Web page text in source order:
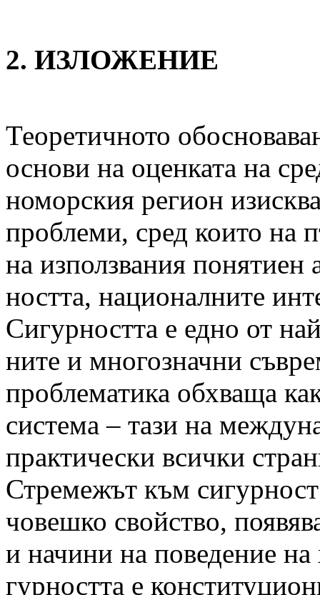
2. ИЗЛОЖЕНИЕ
Теоретичното
основи на оценката на
номорския регион
проблеми, сред които на
на използвания понятиен
ността, националните
Сигурността е едно от
ните и многозначни
проблематика обхваща
система – тази на
практически всички
Стремежът към
човешко свойство,
и начини на поведение
гурността е